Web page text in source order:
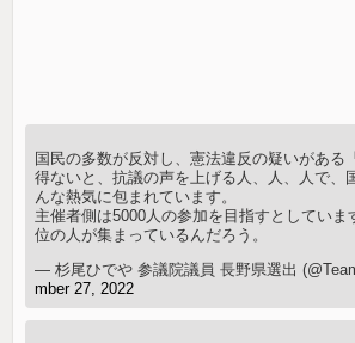
国民の多数が反対し、憲法違反の疑いがある
得ないと、抗議の声を上げる人、人、人で、
んな熱気に包まれています。
主催者側は5000人の参加を目指すとしていま
位の人が集まっているんだろう。
— 杉尾ひでや 参議院議員 長野県選出
mber 27, 2022